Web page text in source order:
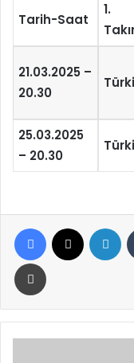
Tarih-Saat
1.
21.03.2025 –
20.30
25.03.2025
– 20.30
Facebook
Yazdır